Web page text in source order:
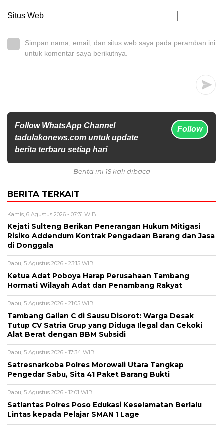
Situs Web
Simpan nama, email, dan situs web saya pada peramban ini
untuk komentar saya berikutnya.
Follow WhatsApp Channel
tadulakonews.com untuk update
berita terbaru setiap hari
Follow
Berita ini 19 kali dibaca
BERITA TERKAIT
Kamis, 6 Agustus 2026 - 07:31 WIB
Kejati Sulteng Berikan Penerangan Hukum Mitigasi
Risiko Addendum Kontrak Pengadaan Barang dan Jasa
di Donggala
Rabu, 5 Agustus 2026 - 23:15 WIB
Ketua Adat Poboya Harap Perusahaan Tambang
Hormati Wilayah Adat dan Penambang Rakyat
Rabu, 5 Agustus 2026 - 21:05 WIB
Tambang Galian C di Sausu Disorot: Warga Desak
Tutup CV Satria Grup yang Diduga Ilegal dan Cekoki
Alat Berat dengan BBM Subsidi
Rabu, 5 Agustus 2026 - 17:34 WIB
Satresnarkoba Polres Morowali Utara Tangkap
Pengedar Sabu, Sita 41 Paket Barang Bukti
Rabu, 5 Agustus 2026 - 12:01 WIB
Satlantas Polres Poso Edukasi Keselamatan Berlalu
Lintas kepada Pelajar SMAN 1 Lage